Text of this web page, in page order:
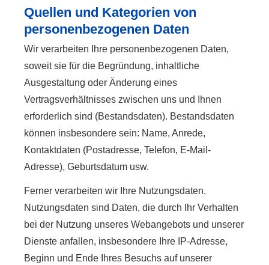
Quellen und Kategorien von
personenbezogenen Daten
Wir verarbeiten Ihre personenbezogenen Daten,
soweit sie für die Begründung, inhaltliche
Ausgestaltung oder Änderung eines
Vertragsverhältnisses zwischen uns und Ihnen
erforderlich sind (Bestandsdaten). Bestandsdaten
können insbesondere sein: Name, Anrede,
Kontaktdaten (Postadresse, Telefon, E-Mail-
Adresse), Geburts­datum usw.
Ferner verarbeiten wir Ihre Nutzungsdaten.
Nutzungsdaten sind Daten, die durch Ihr Verhalten
bei der Nutzung unseres Webangebots und unserer
Dienste anfallen, insbesondere Ihre IP-Adresse,
Beginn und Ende Ihres Besuchs auf unserer